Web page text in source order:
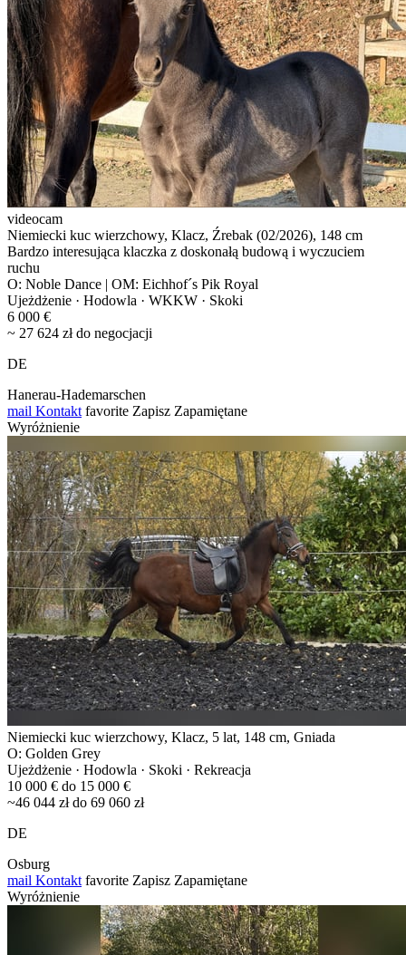
videocam
Niemiecki kuc wierzchowy, Klacz, Źrebak (02/2026), 148 cm
Bardzo interesująca klaczka z doskonałą budową i wyczuciem
ruchu
O: Noble Dance | OM: Eichhof´s Pik Royal
Ujeżdżenie · Hodowla · WKKW · Skoki
6 000 €
~ 27 624 zł do negocjacji
DE
Hanerau-Hademarschen
mail Kontakt favorite Zapisz Zapamiętane
Wyróżnienie
Niemiecki kuc wierzchowy, Klacz, 5 lat, 148 cm, Gniada
O: Golden Grey
Ujeżdżenie · Hodowla · Skoki · Rekreacja
10 000 € do 15 000 €
~46 044 zł do 69 060 zł
DE
Osburg
mail Kontakt favorite Zapisz Zapamiętane
Wyróżnienie